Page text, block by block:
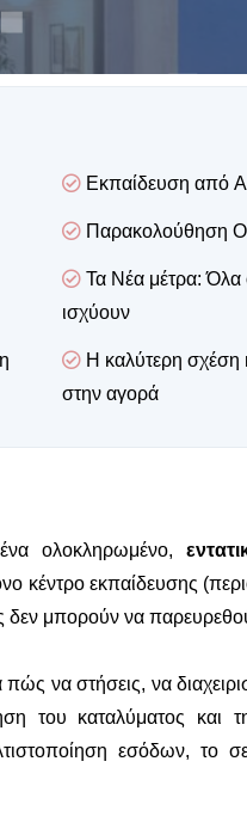
Εκπαίδευση από
Παρακολούθηση
Τα Νέα μέτρα: Όλα
ισχύουν
Η καλύτερη σχέση
στην αγορά
ένα ολοκληρωμένο,
κέντρο εκπαίδευσης
μπορούν να
να στήσεις, να
του καταλύματος και
εσόδων, το